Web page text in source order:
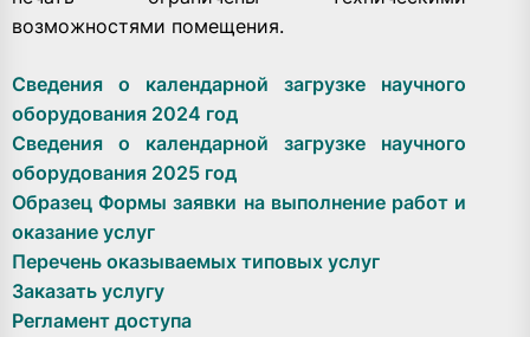
возможностями помещения.
Сведения о календарной загрузке научного
оборудования 2024 год
Сведения о календарной загрузке научного
оборудования 2025 год
Образец Формы заявки на выполнение работ и
оказание услуг
Перечень оказываемых типовых услуг
Заказать услугу
Регламент доступа